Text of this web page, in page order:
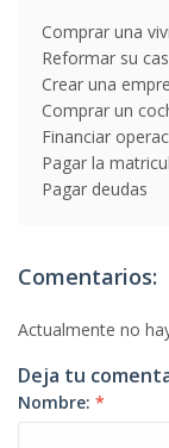
Comprar una
Reformar su
Crear una
Comprar un
Financiar
Pagar la
Pagar deudas
Comentarios:
Actualmente no
Deja tu
Nombre: *